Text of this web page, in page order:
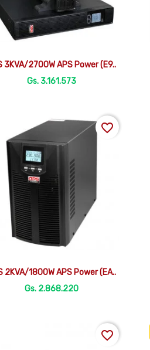
Vista rápida
3KVA/2700W APS Power (E9..
Gs. 3.161.573
Vista rápida
2KVA/1800W APS Power (EA..
Gs. 2.868.220
favorite_border
favorite_border